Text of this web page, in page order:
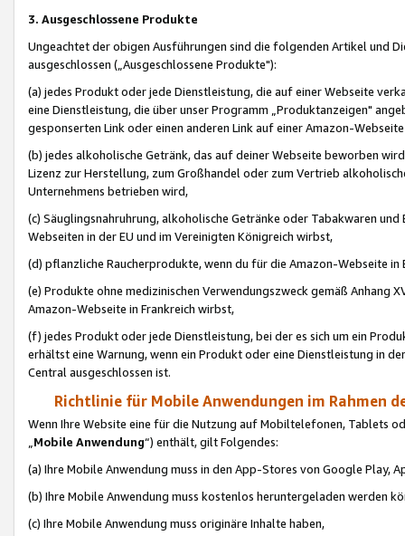
3. Ausgeschlossene Produkte
Ungeachtet der obigen Ausführungen sind die folgenden Artikel und
ausgeschlossen („Ausgeschlossene Produkte"):
(a) jedes Produkt oder jede Dienstleistung, die auf einer Webseite
eine Dienstleistung, die über unser Programm „Produktanzeigen"
gesponserten Link oder einen anderen Link auf einer Amazon-
(b) jedes alkoholische Getränk, das auf deiner Webseite beworben
Lizenz zur Herstellung, zum Großhandel oder zum Vertrieb
Unternehmens betrieben wird,
(c) Säuglingsnahruhrung, alkoholische Getränke oder Tabakwaren
Webseiten in der EU und im Vereinigten Königreich wirbst,
(d) pflanzliche Raucherprodukte, wenn du für die Amazon-Webseite in
(e) Produkte ohne medizinischen Verwendungszweck gemäß Anhang
Amazon-Webseite in Frankreich wirbst,
(f) jedes Produkt oder jede Dienstleistung, bei der es sich um ein
erhältst eine Warnung, wenn ein Produkt oder eine Dienstleistung in
Central ausgeschlossen ist.
Richtlinie für Mobile Anwendungen im Rahmen
Wenn Ihre Website eine für die Nutzung auf Mobiltelefonen, Tablets
„Mobile Anwendung“) enthält, gilt Folgendes:
(a) Ihre Mobile Anwendung muss in den App-Stores von Google Play,
(b) Ihre Mobile Anwendung muss kostenlos heruntergeladen werden
(c) Ihre Mobile Anwendung muss originäre Inhalte haben,